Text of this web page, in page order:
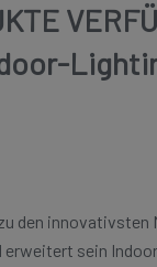
den innovativsten
erweitert sein